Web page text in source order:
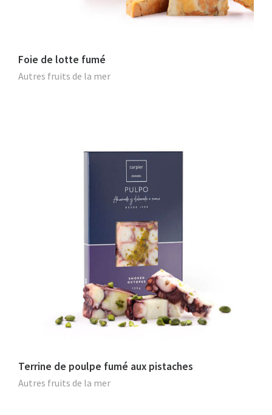
Foie de lotte fumé
Autres fruits de la mer
Terrine de poulpe fumé aux pistaches
Autres fruits de la mer